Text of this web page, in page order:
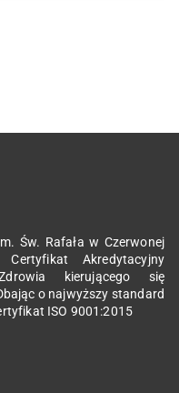
Św. Rafała w Czerwonej
Akredytacyjny
kierującego się
o najwyższy standard
ISO 9001:2015